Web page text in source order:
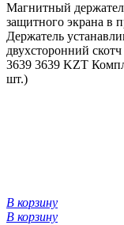
Магнитный
защитного экрана в
Держатель
двухсторонний
3639 3639 KZT
шт.)
В корзину
В корзину